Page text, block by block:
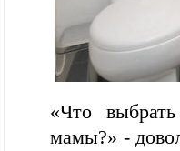
«Что
мамы?» -